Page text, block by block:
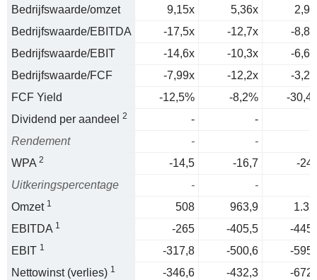
Bedrijfswaarde/omzet
9,15x 5,36x
Bedrijfswaarde/EBITDA
-17,5x -12,7x
-
Bedrijfswaarde/EBIT
-14,6x -10,3x
-
Bedrijfswaarde/FCF
-7,99x -12,2x
-
FCF Yield
-12,5% -8,2%
-
Dividend per aandeel 2 -
-
Rendement
-
-
WPA 2 -14,5 -16,7
-
Uitkeringspercentage
-
-
Omzet 1 508 963,9
EBITDA 1 -265 -405,5
-
EBIT 1 -317,8 -500,6
-
Nettowinst (verlies) 1 -346,6 -432,3
-